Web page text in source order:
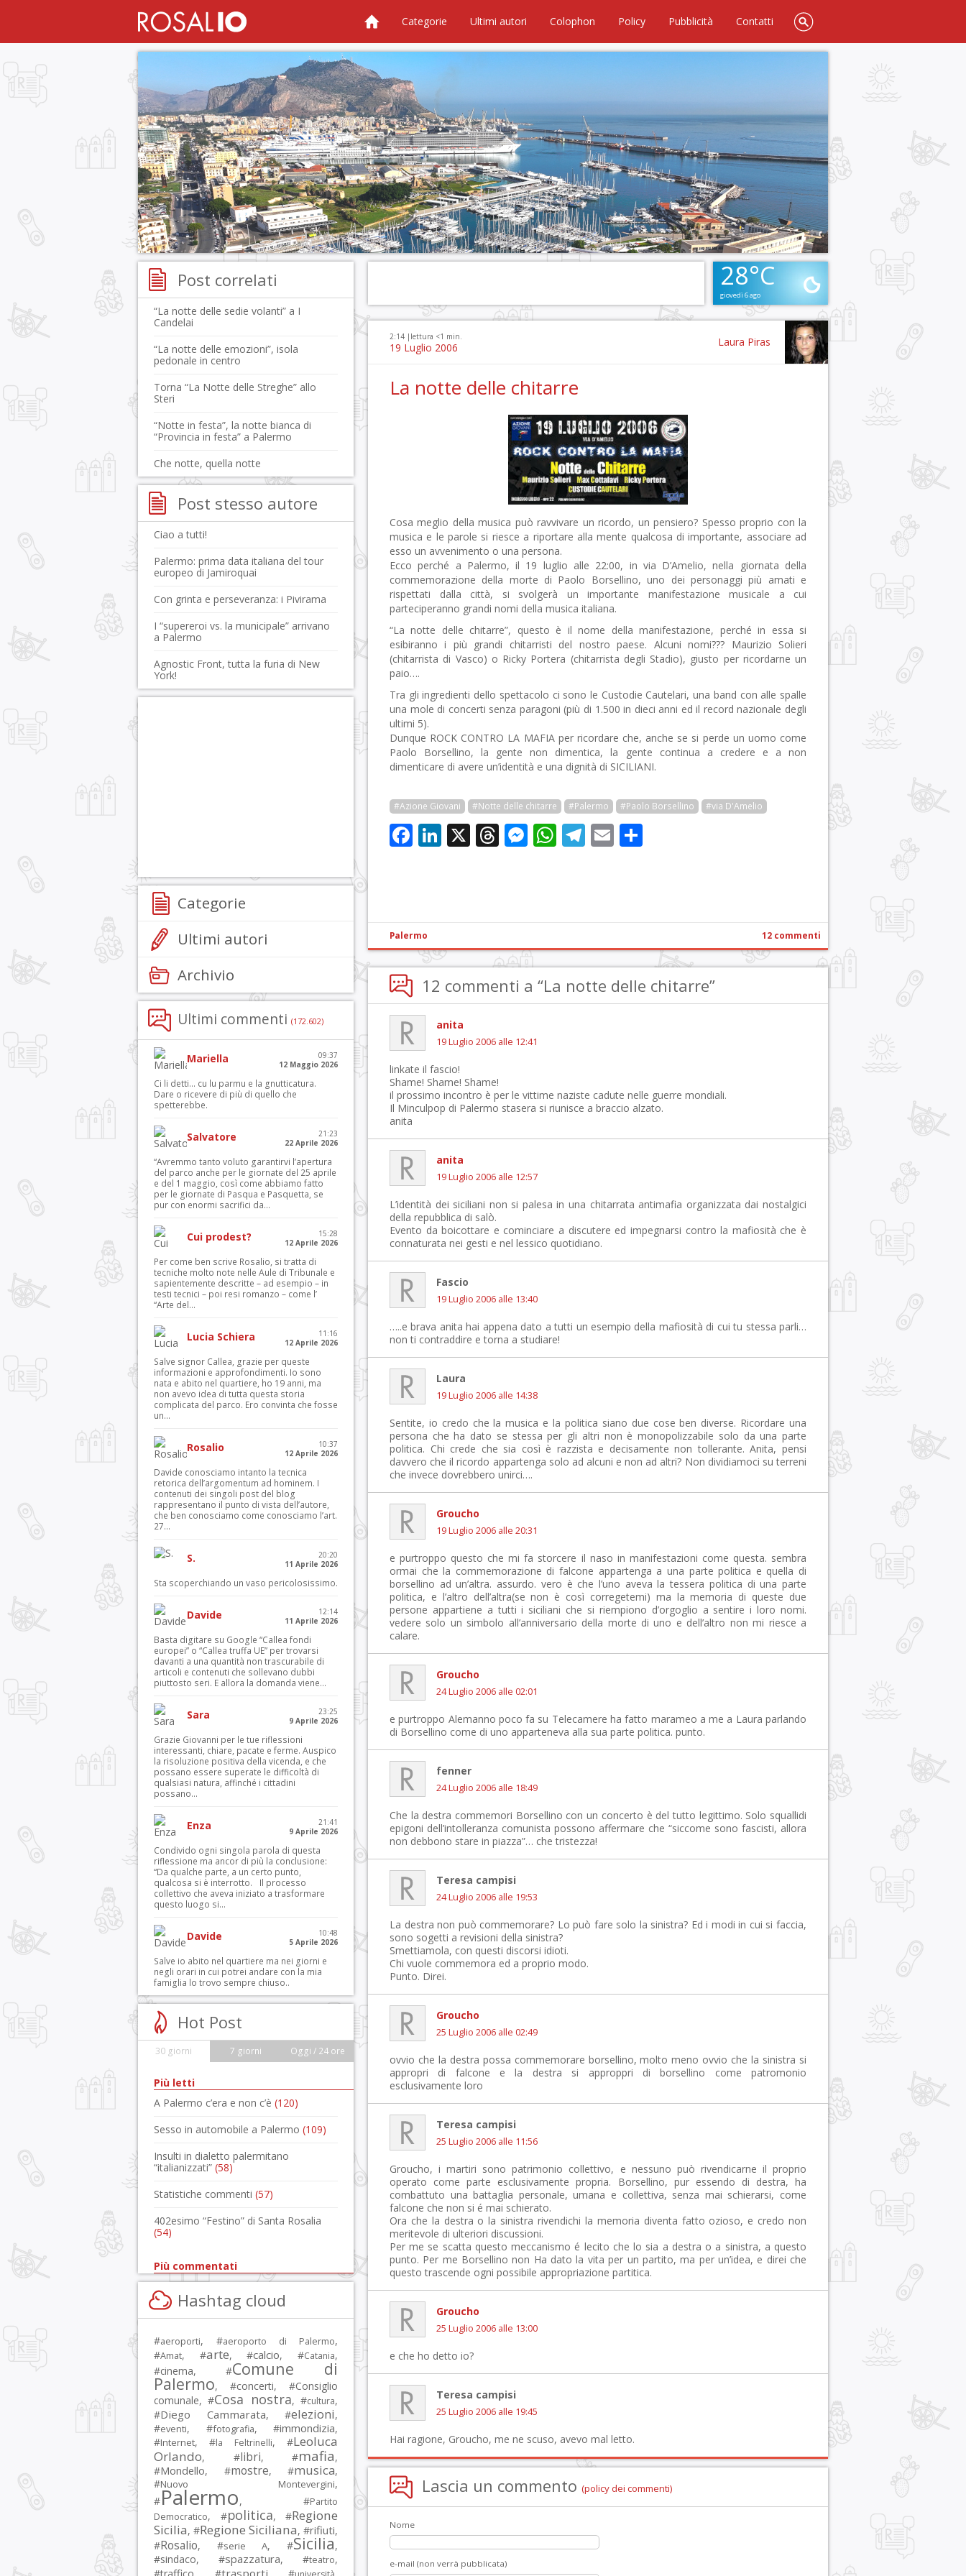
Categorie Ultimi autori Colophon Policy Pubblicità Contatti
28°C
giovedì 6 ago
2:14 | lettura <1 min.
19 Luglio 2006 Laura Piras
La notte delle chitarre
Cosa meglio della musica può ravvivare un ricordo, un pensiero? Spesso proprio con la
musica e le parole si riesce a riportare alla mente qualcosa di importante, associare ad
esso un avvenimento o una persona.
Ecco perché a Palermo, il 19 luglio alle 22:00, in via D’Amelio, nella giornata della
commemorazione della morte di Paolo Borsellino, uno dei personaggi più amati e
rispettati dalla città, si svolgerà un importante manifestazione musicale a cui
parteciperanno grandi nomi della musica italiana.
“La notte delle chitarre”, questo è il nome della manifestazione, perché in essa si
esibiranno i più grandi chitarristi del nostro paese. Alcuni nomi??? Maurizio Solieri
(chitarrista di Vasco) o Ricky Portera (chitarrista degli Stadio), giusto per ricordarne un
paio….
Tra gli ingredienti dello spettacolo ci sono le Custodie Cautelari, una band con alle spalle
una mole di concerti senza paragoni (più di 1.500 in dieci anni ed il record nazionale degli
ultimi 5).
Dunque ROCK CONTRO LA MAFIA per ricordare che, anche se si perde un uomo come
Paolo Borsellino, la gente non dimentica, la gente continua a credere e a non
dimenticare di avere un’identità e una dignità di SICILIANI.
#Azione Giovani #Notte delle chitarre #Palermo #Paolo Borsellino #via D'Amelio
Facebook
LinkedIn
X Threads
Messenger
WhatsApp
Telegram
Email
Palermo 12 commenti
12 commenti a “La notte delle chitarre”
anita
19 Luglio 2006 alle 12:41
linkate il fascio!
Shame! Shame! Shame!
il prossimo incontro è per le vittime naziste cadute nelle guerre mondiali.
Il Minculpop di Palermo stasera si riunisce a braccio alzato.
anita
anita
19 Luglio 2006 alle 12:57
L’identità dei siciliani non si palesa in una chitarrata antimafia organizzata dai nostalgici
della repubblica di salò.
Evento da boicottare e cominciare a discutere ed impegnarsi contro la mafiosità che è
connaturata nei gesti e nel lessico quotidiano.
Fascio
19 Luglio 2006 alle 13:40
…..e brava anita hai appena dato a tutti un esempio della mafiosità di cui tu stessa parli…
non ti contraddire e torna a studiare!
Laura
19 Luglio 2006 alle 14:38
Sentite, io credo che la musica e la politica siano due cose ben diverse. Ricordare una
persona che ha dato se stessa per gli altri non è monopolizzabile solo da una parte
politica. Chi crede che sia così è razzista e decisamente non tollerante. Anita, pensi
davvero che il ricordo appartenga solo ad alcuni e non ad altri? Non dividiamoci su terreni
che invece dovrebbero unirci….
Groucho
19 Luglio 2006 alle 20:31
e purtroppo questo che mi fa storcere il naso in manifestazioni come questa. sembra
ormai che la commemorazione di falcone appartenga a una parte politica e quella di
borsellino ad un’altra. assurdo. vero è che l’uno aveva la tessera politica di una parte
politica, e l’altro dell’altra(se non è così corregetemi) ma la memoria di queste due
persone appartiene a tutti i siciliani che si riempiono d’orgoglio a sentire i loro nomi.
vedere solo un simbolo all’anniversario della morte di uno e dell’altro non mi riesce a
calare.
Groucho
24 Luglio 2006 alle 02:01
e purtroppo Alemanno poco fa su Telecamere ha fatto marameo a me a Laura parlando
di Borsellino come di uno apparteneva alla sua parte politica. punto.
fenner
24 Luglio 2006 alle 18:49
Che la destra commemori Borsellino con un concerto è del tutto legittimo. Solo squallidi
epigoni dell’intolleranza comunista possono affermare che “siccome sono fascisti, allora
non debbono stare in piazza”… che tristezza!
Teresa campisi
24 Luglio 2006 alle 19:53
La destra non può commemorare? Lo può fare solo la sinistra? Ed i modi in cui si faccia,
sono sogetti a revisioni della sinistra?
Smettiamola, con questi discorsi idioti.
Chi vuole commemora ed a proprio modo.
Punto. Direi.
Groucho
25 Luglio 2006 alle 02:49
ovvio che la destra possa commemorare borsellino, molto meno ovvio che la sinistra si
appropri di falcone e la destra si approppri di borsellino come patromonio
esclusivamente loro
Teresa campisi
25 Luglio 2006 alle 11:56
Groucho, i martiri sono patrimonio collettivo, e nessuno può rivendicarne il proprio
operato come parte esclusivamente propria. Borsellino, pur essendo di destra, ha
combattuto una battaglia personale, umana e collettiva, senza mai schierarsi, come
falcone che non si é mai schierato.
Ora che la destra o la sinistra rivendichi la memoria diventa fatto ozioso, e credo non
meritevole di ulteriori discussioni.
Per me se scatta questo meccanismo é lecito che lo sia a destra o a sinistra, a questo
punto. Per me Borsellino non Ha dato la vita per un partito, ma per un’idea, e direi che
questo trascende ogni possibile appropriazione partitica.
Groucho
25 Luglio 2006 alle 13:00
e che ho detto io?
Teresa campisi
25 Luglio 2006 alle 19:45
Hai ragione, Groucho, me ne scuso, avevo mal letto.
Lascia un commento (policy dei commenti)
Nome
e-mail (non verrà pubblicata)
Post correlati
“La notte delle sedie volanti” a I
Candelai
“La notte delle emozioni”, isola
pedonale in centro
Torna “La Notte delle Streghe” allo
Steri
“Notte in festa”, la notte bianca di
“Provincia in festa” a Palermo
Che notte, quella notte
Post stesso autore
Ciao a tutti!
Palermo: prima data italiana del tour
europeo di Jamiroquai
Con grinta e perseveranza: i Pivirama
I “supereroi vs. la municipale” arrivano
a Palermo
Agnostic Front, tutta la furia di New
York!
Categorie
Ultimi autori
Archivio
Ultimi commenti (172.602)
Mariella
09:37
12 Maggio 2026
Ci li detti… cu lu parmu e la gnutticatura.
Dare o ricevere di più di quello che
spetterebbe.
Salvatore
21:23
22 Aprile 2026
“Avremmo tanto voluto garantirvi l’apertura
del parco anche per le giornate del 25 aprile
e del 1 maggio, così come abbiamo fatto
per le giornate di Pasqua e Pasquetta, se
pur con enormi sacrifici da...
Cui prodest?
15:28
12 Aprile 2026
Per come ben scrive Rosalio, si tratta di
tecniche molto note nelle Aule di Tribunale e
sapientemente descritte – ad esempio – in
testi tecnici – poi resi romanzo – come l’
“Arte del...
Lucia Schiera
11:16
12 Aprile 2026
Salve signor Callea, grazie per queste
informazioni e approfondimenti. Io sono
nata e abito nel quartiere, ho 19 anni, ma
non avevo idea di tutta questa storia
complicata del parco. Ero convinta che fosse
un...
Rosalio
10:37
12 Aprile 2026
Davide conosciamo intanto la tecnica
retorica dell’argomentum ad hominem. I
contenuti dei singoli post del blog
rappresentano il punto di vista dell’autore,
che ben conosciamo come conosciamo l’art.
27...
S.
20:20
11 Aprile 2026
Sta scoperchiando un vaso pericolosissimo.
Davide
12:14
11 Aprile 2026
Basta digitare su Google “Callea fondi
europei” o “Callea truffa UE” per trovarsi
davanti a una quantità non trascurabile di
articoli e contenuti che sollevano dubbi
piuttosto seri. E allora la domanda viene...
Sara
23:25
9 Aprile 2026
Grazie Giovanni per le tue riflessioni
interessanti, chiare, pacate e ferme. Auspico
la risoluzione positiva della vicenda, e che
possano essere superate le difficoltà di
qualsiasi natura, affinché i cittadini
possano...
Enza
21:41
9 Aprile 2026
Condivido ogni singola parola di questa
riflessione ma ancor di più la conclusione:
“Da qualche parte, a un certo punto,
qualcosa si è interrotto. Il processo
collettivo che aveva iniziato a trasformare
questo luogo si...
Davide
10:48
5 Aprile 2026
Salve io abito nel quartiere ma nei giorni e
negli orari in cui potrei andare con la mia
famiglia lo trovo sempre chiuso..
Hot Post
30 giorni 7 giorni Oggi / 24 ore
Più letti
A Palermo c’era e non c’è (120)
Sesso in automobile a Palermo (109)
Insulti in dialetto palermitano
“italianizzati” (58)
Statistiche commenti (57)
402esimo “Festino” di Santa Rosalia
(54)
Più commentati
Hashtag cloud
#aeroporti, #aeroporto di Palermo,
#Amat, #arte, #calcio, #Catania,
#cinema, #Comune di
Palermo, #concerti, #Consiglio
comunale, #Cosa nostra, #cultura,
#Diego Cammarata, #elezioni,
#eventi, #fotografia, #immondizia,
#Internet, #la Feltrinelli, #Leoluca
Orlando, #libri, #mafia,
#Mondello, #mostre, #musica,
#Nuovo Montevergini,
#Palermo, #Partito
Democratico, #politica, #Regione
Sicilia, #Regione Siciliana, #rifiuti,
#Rosalio, #serie A, #Sicilia,
#sindaco, #spazzatura, #teatro,
trasporti